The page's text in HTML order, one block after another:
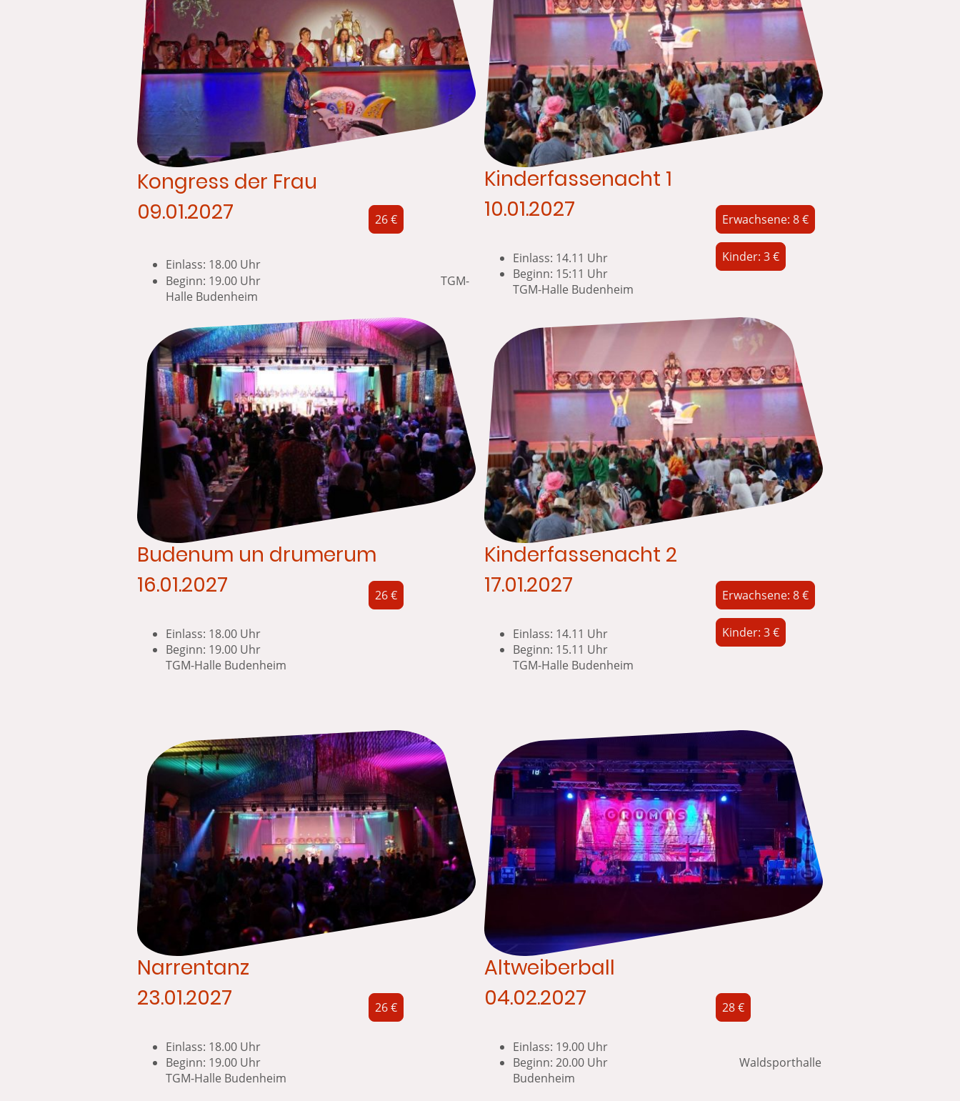
Kongress der Frau
09.01.2027
Einlass: 18.00 Uhr
Beginn: 19.00 Uhr TGM-
Halle Budenheim
26 €
Kinderfassenacht 1
10.01.2027
Einlass: 14.11 Uhr
Beginn: 15:11 Uhr
TGM-Halle Budenheim
Erwachsene: 8 €
Kinder: 3 €
Budenum un drumerum
16.01.2027
Einlass: 18.00 Uhr
Beginn: 19.00 Uhr
TGM-Halle Budenheim
26 €
Kinderfassenacht 2
17.01.2027
Einlass: 14.11 Uhr
Beginn: 15.11 Uhr
TGM-Halle Budenheim
Erwachsene: 8 €
Narrentanz
23.01.2027
Einlass: 18.00 Uhr
Beginn: 19.00 Uhr
TGM-Halle Budenheim
Kinder: 3 €
26 €
Altweiberball
04.02.2027
Einlass: 19.00 Uhr
Beginn: 20.00 Uhr Waldsporthalle
Budenheim
28 €